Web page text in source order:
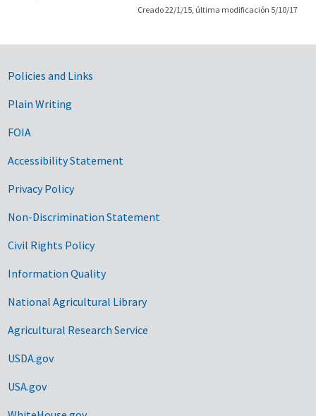
Creado 22/1/15, última modificación 5/10/17
Government Links
Policies and Links
Plain Writing
FOIA
Accessibility Statement
Privacy Policy
Non-Discrimination Statement
Civil Rights Policy
Information Quality
National Agricultural Library
Agricultural Research Service
USDA.gov
USA.gov